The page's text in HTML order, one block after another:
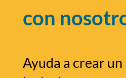
con
Ayuda a crear